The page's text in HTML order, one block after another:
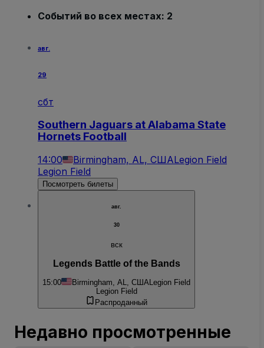
Событий во всех местах: 2
авг.
29
сбт
Southern Jaguars at Alabama State
Hornets Football
14:00 Birmingham, AL, СШАLegion Field
Legion Field
Посмотреть билеты
авг.
30
вск
Legends Battle of the Bands
15:00 Birmingham, AL, СШАLegion Field
Legion Field
Распроданный
Недавно просмотренные